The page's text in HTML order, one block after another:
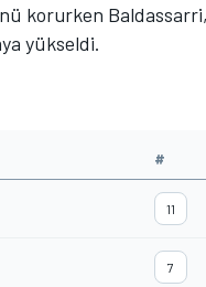
korurken Baldassarri,
yükseldi.
#
11
7